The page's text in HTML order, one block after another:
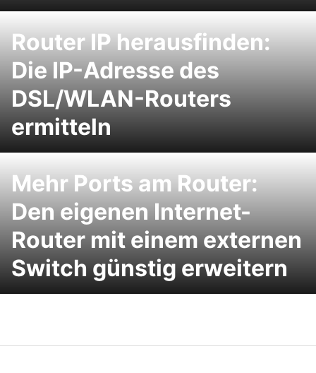
Router IP herausfinden:
Die IP-Adresse des
DSL/WLAN-Routers
ermitteln
Mehr Ports am Router:
Den eigenen Internet-
Router mit einem externen
Switch günstig erweitern